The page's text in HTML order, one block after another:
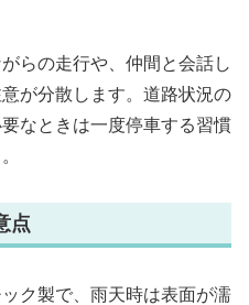
らの走行や、仲間と会話し
が分散します。道路状況の
なときは一度停車する習慣
点
ク製で、雨天時は表面が濡